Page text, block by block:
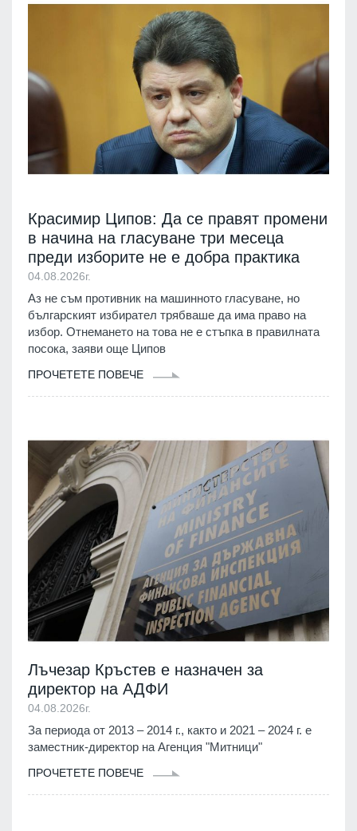
Красимир Ципов: Да се правят промени
в начина на гласуване три месеца
преди изборите не е добра практика
04.08.2026г.
Аз не съм противник на машинното гласуване, но
българският избирател трябваше да има право на
избор. Отнемането на това не е стъпка в правилната
посока, заяви още Ципов
ПРОЧЕТЕТЕ ПОВЕЧЕ
Лъчезар Кръстев е назначен за
директор на АДФИ
04.08.2026г.
За периода от 2013 – 2014 г., както и 2021 – 2024 г. е
заместник-директор на Агенция "Митници"
ПРОЧЕТЕТЕ ПОВЕЧЕ